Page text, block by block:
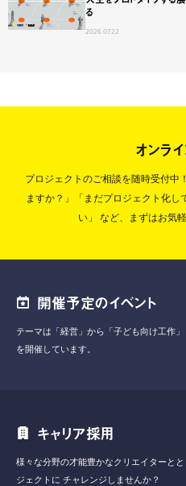
る
2026.07.22
オンラ
プロジェクトのご相談を随時受付中！
ますか？」「まだプロジェクト化
い」
など、まずはお気
開催予定のイベント
テーマは「経営」から「子ども向け工作」
を開催しています。
キャリア採用
様々な分野の才能豊かなクリエイターとと
ジェクトに チャレンジしませんか？